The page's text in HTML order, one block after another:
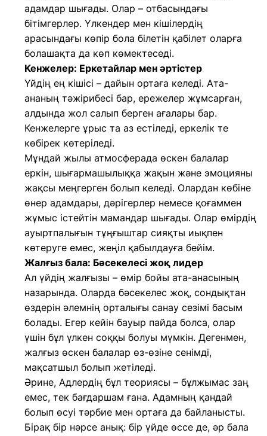
адамдар шығады. Олар – отбасындағы
бітімгерлер. Үлкендер мен кішілердің
арасындағы көпір бола білетін қабілет оларға
болашақта да көп көмектеседі.
Кенжелер: Еркетайлар мен әртістер
Үйдің ең кішісі – дайын ортаға келеді. Ата-
ананың тәжірибесі бар, ережелер жұмсарған,
алдында жол салып берген ағалары бар.
Кенжелерге ұрыс та аз естіледі, еркелік те
көбірек көтеріледі.
Мұндай жылы атмосферада өскен балалар
еркін, шығармашылыққа жақын және эмоцияны
жақсы меңгерген болып келеді. Олардан көбіне
өнер адамдары, дәрігерлер немесе қоғаммен
жұмыс істейтін мамандар шығады. Олар өмірдің
ауыртпалығын тұңғыштар сияқты иықпен
көтеруге емес, жеңіл қабылдауға бейім.
Жалғыз бала: Бәсекелесі жоқ лидер
Ал үйдің жалғызы – өмір бойы ата-анасының
назарында. Оларда бәсекелес жоқ, сондықтан
өздерін әлемнің орталығы санау сезімі басым
болады. Егер кейін бауыр пайда болса, олар
үшін бұл үлкен соққы болуы мүмкін. Дегенмен,
жалғыз өскен балалар өз-өзіне сенімді,
мақсатшыл болып жетіледі.
Әрине, Адлердің бұл теориясы – бұлжымас заң
емес, тек бағдаршам ғана. Адамның қандай
болып өсуі тәрбие мен ортаға да байланысты.
Бірақ бір нәрсе анық: бір үйде өссе де, әр бала